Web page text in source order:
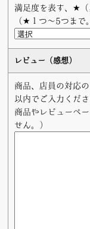
満足度を表す、★（
（★１つ〜5つまで
レビュー（感想）
商品、店員の対応
以内でご入力くださ
商品やレビューペ
せん。）